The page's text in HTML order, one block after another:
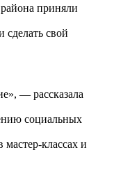
приняли
сделать свой
— рассказала
социальных
классах и